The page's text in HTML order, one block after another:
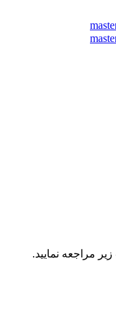
مراجعه نمایید.